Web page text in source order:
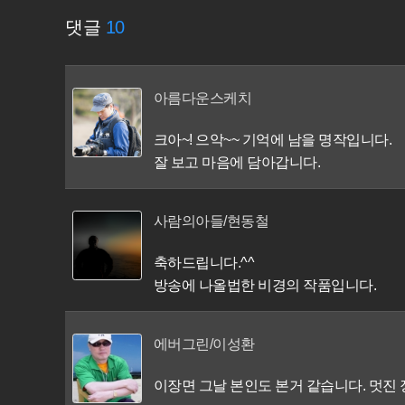
댓글 10
아름다운스케치
크아~! 으악~~ 기억에 남을 명작입니다.
잘 보고 마음에 담아갑니다.
사람의아들/현동철
축하드립니다.^^
방송에 나올법한 비경의 작품입니다.
에버그린/이성환
이장면 그날 본인도 본거 같습니다. 멋진